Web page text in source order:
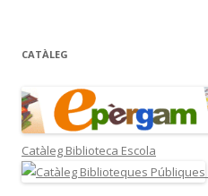
CATÀLEG
Catàleg Biblioteca Escola